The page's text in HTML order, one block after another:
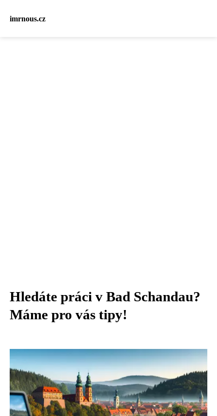
imrnous.cz
Hledáte práci v Bad Schandau?
Máme pro vás tipy!